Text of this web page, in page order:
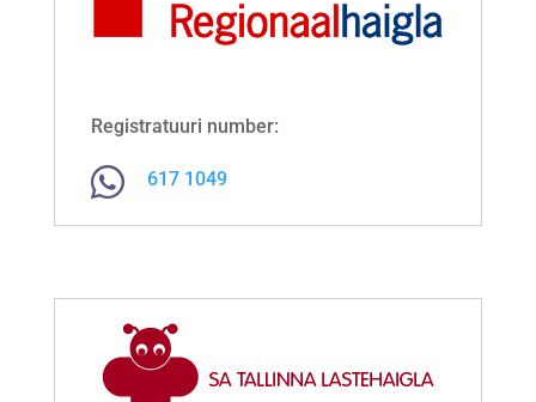
Registratuuri number:
 617 1049